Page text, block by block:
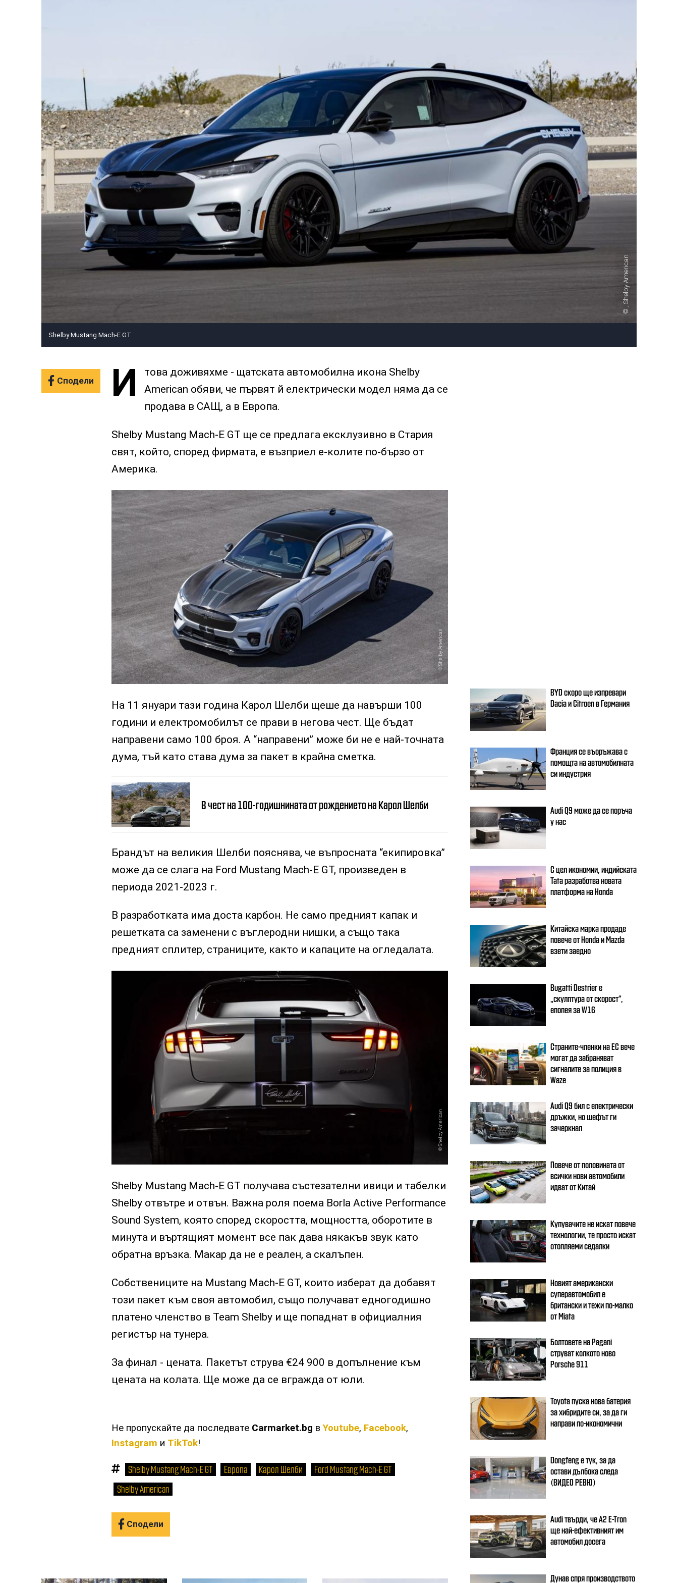
, Shelby American
Shelby Mustang Mach-E GT
Сподели И
това доживяхме - щатската автомобилна икона Shelby
American обяви, че първят й електрически модел няма да се
продава в САЩ, а в Европа.
Shelby Mustang Mach-E GT ще се предлага ексклузивно в Стария
свят, който, според фирмата, е възприел е-колите по-бързо от
Америка.
Shelby American
На 11 януари тази година Карол Шелби щеше да навърши 100
години и електромобилът се прави в негова чест. Ще бъдат
направени само 100 броя. А “направени” може би не е най-точната
дума, тъй като става дума за пакет в крайна сметка.
В чест на 100-годишнината от рождението на Карол Шелби
Брандът на великия Шелби пояснява, че въпросната “екипировка”
може да се слага на Ford Mustang Mach-E GT, произведен в
периода 2021-2023 г.
В разработката има доста карбон. Не само предният капак и
решетката са заменени с въглеродни нишки, а също така
предният сплитер, страниците, както и капаците на огледалата.
Shelby American
Shelby Mustang Mach-E GT получава състезателни ивици и табелки
Shelby отвътре и отвън. Важна роля поема Borla Active Performance
Sound System, която според скоростта, мощността, оборотите в
минута и въртящият момент все пак дава някакъв звук като
обратна връзка. Макар да не е реален, а скалъпен.
Собствениците на Mustang Mach-E GT, които изберат да добавят
този пакет към своя автомобил, също получават едногодишно
платено членство в Team Shelby и ще попаднат в официалния
регистър на тунера.
За финал - цената. Пакетът струва €24 900 в допълнение към
цената на колата. Ще може да се вгражда от юли.
Не пропускайте да последвате Carmarket.bg вYoutube, Facebook,
Instagram и TikTok!
Shelby Mustang Mach-E GT Европа Карол Шелби
Ford Mustang Mach-E GT
Shelby American
Сподели
BYD скоро ще изпревари
Dacia и Citroеn в Германия
Франция се въоръжава с
помощта на автомобилната
си индустрия
Audi Q9 може да се поръча
у нас
С цел икономии, индийската
Tata разработва новата
платформа на Honda
Китайска марка продаде
повече от Honda и Mazda
взети заедно
Bugatti Destrier е
„скулптура от скорост“,
епопея за W16
Страните-членки на ЕС вече
могат да забраняват
сигналите за полиция в
Waze
Audi Q9 бил с електрически
дръжки, но шефът ги
зачеркнал
Повече от половината от
всички нови автомобили
идват от Китай
Купувачите не искат повече
технологии, те просто искат
отопляеми седалки
Новият американски
суперавтомобил е
британски и тежи по-малко
от Miata
Болтовете на Pagani
струват колкото ново
Porsche 911
Toyota пуска нова батерия
за хибридите си, за да ги
направи по-икономични
Dongfeng e тук, за да
остави дълбока следа
(ВИДЕО РЕВЮ)
Audi твърди, че A2 E-Tron
ще най-ефективният им
автомобил досега
Дунав спря производството